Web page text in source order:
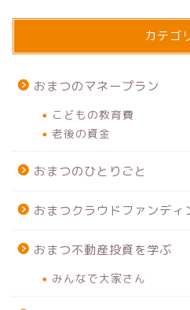
カテゴ
おまつのマネープラン
こどもの教育費
老後の資金
おまつのひとりごと
おまつクラウドファンディ
おまつ不動産投資を学ぶ
みんなで大家さん